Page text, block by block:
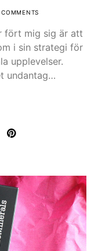
fört mig sig är att
i sin strategi för
upplevelser.
undantag…